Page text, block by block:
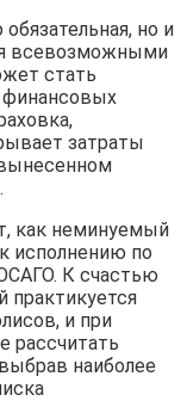
но и
всевозможными
стать
финансовых
затраты
как неминуемый
исполнению по
К счастью
практикуется
и при
рассчитать
наиболее